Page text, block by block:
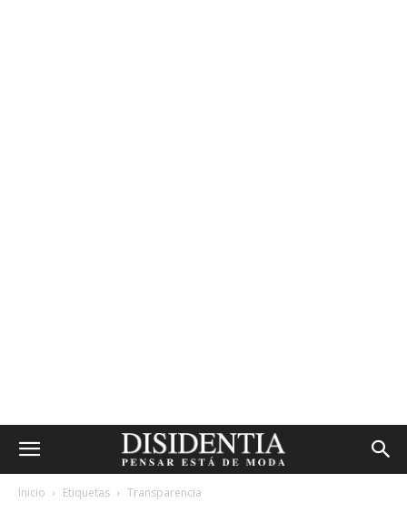
Inicio Etiquetas Transparencia